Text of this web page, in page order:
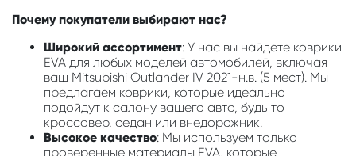
Почему покупатели выбирают нас?
Широкий ассортимент: У нас вы найдете коврики
EVA для любых моделей автомобилей, включая
ваш Mitsubishi Outlander IV 2021-н.в. (5 мест). Мы
предлагаем коврики, которые идеально
подойдут к салону вашего авто, будь то
кроссовер, седан или внедорожник.
Высокое качество: Мы используем только
проверенные материалы EVA, которые